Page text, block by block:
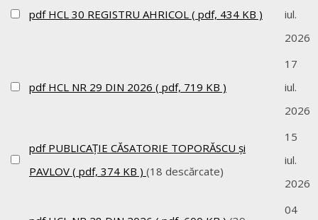
pdf HCL 30 REGISTRU AHRICOL ( pdf, 434 KB )
iul.
2026
pdf HCL NR 29 DIN 2026 ( pdf, 719 KB )
17
iul.
2026
pdf PUBLICAȚIE CĂSATORIE TOPORĂSCU și
PAVLOV ( pdf, 374 KB ) (18 descărcate)
15
iul.
2026
04